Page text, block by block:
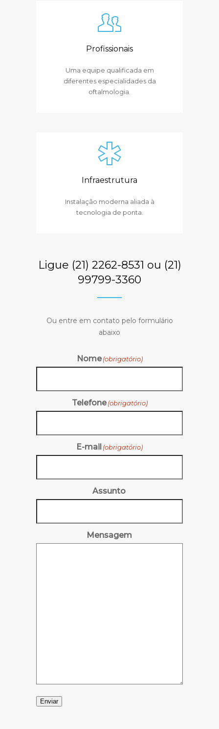
Profissionais
Uma equipe qualificada em
diferentes especialidades da
oftalmologia.
Infraestrutura
Instalação moderna aliada à
tecnologia de ponta.
Ligue (21) 2262-8531 ou (21)
99799-3360
Ou entre em contato pelo formulário
abaixo
Nome (obrigatório)
Telefone (obrigatório)
E-mail (obrigatório)
Assunto
Mensagem
Enviar